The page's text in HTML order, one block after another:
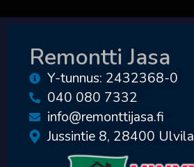
Remontti Jasa
Y-tunnus: 2432368-0
040 080 7332
info@remonttijasa.fi
Jussintie 8, 28400 Ulvila